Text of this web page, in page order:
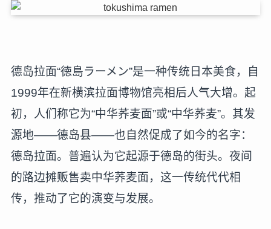
德岛拉面“徳島ラーメン”是一种传统日本美食，自
1999年在新横滨拉面博物馆亮相后人气大增。起
初，人们称它为“中华荞麦面”或“中华荞麦”。其发
源地——德岛县——也自然促成了如今的名字：
德岛拉面。普遍认为它起源于德岛的街头。夜间
的路边摊贩售卖中华荞麦面，这一传统代代相
传，推动了它的演变与发展。